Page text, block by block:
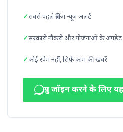
सबसे पहले ब्रेकिंग न्यूज़ अलर्ट
सरकारी नौकरी और योजनाओं के अपडेट
कोई स्पैम नहीं, सिर्फ काम की खबरें
ग्रुप जॉइन करने के लिए